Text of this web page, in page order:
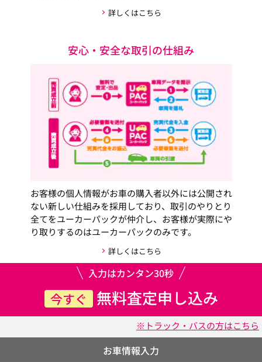
詳しくはこちら
安心・安全な取引の仕組み
お客様の個人情報がお車の購入者以外には公開され
ない新しい仕組みを採用しており、取引のやりとり
全てをユーカーパックが仲介し、お客様が実際にや
り取りするのはユーカーパックのみです。
詳しくはこちら
入力はカンタン30秒
今すぐ 無料査定申し込み
※トラック・バスの方はこちら
お車情報入力